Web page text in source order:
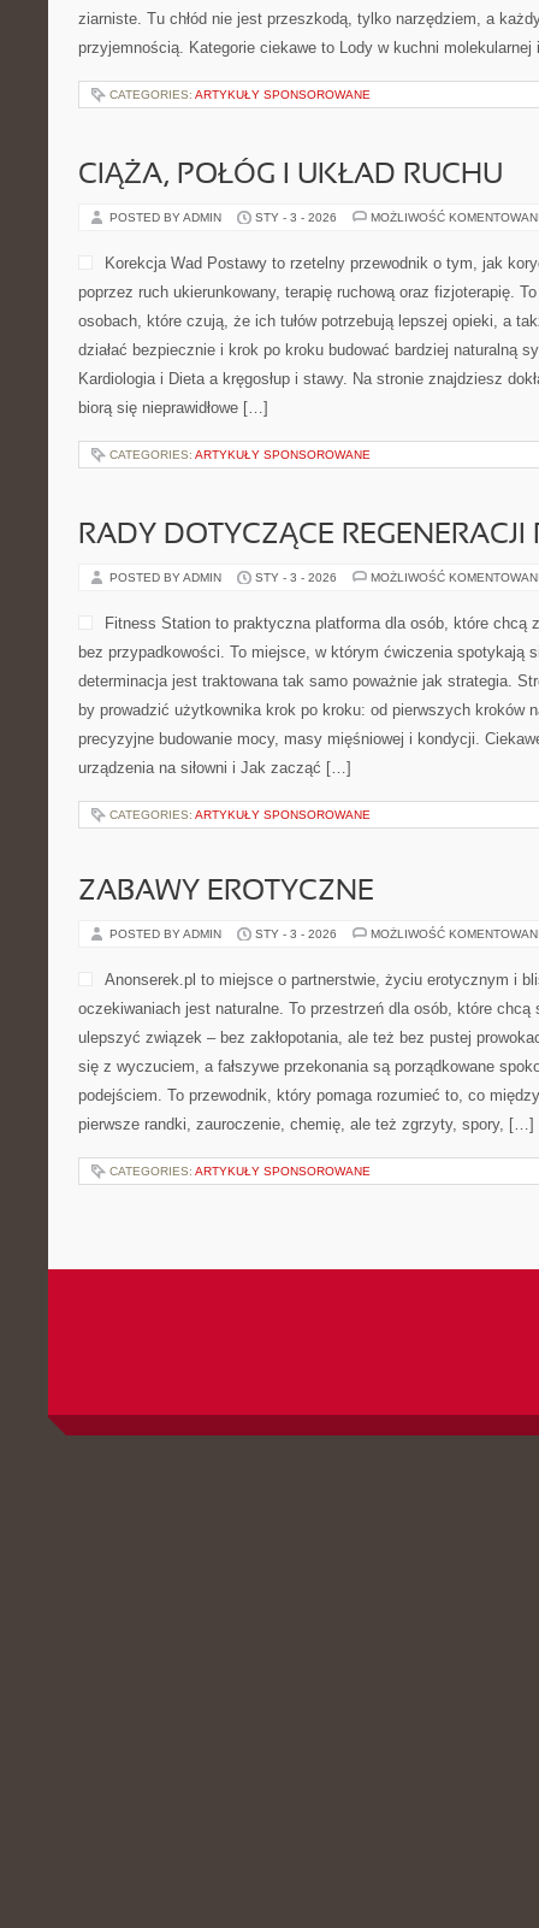
ziarniste. Tu chłód nie jest przeszkodą, tylko narzędziem, a
przyjemnością. Kategorie ciekawe to Lody w kuchni
CATEGORIES: ARTYKUŁY SPONSOROWANE
CIĄŻA, POŁÓG I UKŁAD RUCHU
POSTED BY ADMIN STY - 3 - 2026 MOŻLIWOŚĆ
Korekcja Wad Postawy to rzetelny przewodnik o tym, jak
poprzez ruch ukierunkowany, terapię ruchową oraz fizjoterapię.
osobach, które czują, że ich tułów potrzebują lepszej opieki, a
działać bezpiecznie i krok po kroku budować bardziej naturalną
Kardiologia i Dieta a kręgosłup i stawy. Na stronie znajdziesz
biorą się nieprawidłowe […]
CATEGORIES: ARTYKUŁY SPONSOROWANE
RADY DOTYCZĄCE REGENERACJI
POSTED BY ADMIN STY - 3 - 2026 MOŻLIWOŚĆ
Fitness Station to praktyczna platforma dla osób, które chcą
bez przypadkowości. To miejsce, w którym ćwiczenia spotykają
determinacja jest traktowana tak samo poważnie jak strategia.
by prowadzić użytkownika krok po kroku: od pierwszych kroków
precyzyjne budowanie mocy, masy mięśniowej i kondycji.
urządzenia na siłowni i Jak zacząć […]
CATEGORIES: ARTYKUŁY SPONSOROWANE
ZABAWY EROTYCZNE
POSTED BY ADMIN STY - 3 - 2026 MOŻLIWOŚĆ
Anonserek.pl to miejsce o partnerstwie, życiu erotycznym i
oczekiwaniach jest naturalne. To przestrzeń dla osób, które chcą
ulepszyć związek – bez zakłopotania, ale też bez pustej
się z wyczuciem, a fałszywe przekonania są porządkowane
podejściem. To przewodnik, który pomaga rozumieć to, co
pierwsze randki, zauroczenie, chemię, ale też zgrzyty, spory, […]
CATEGORIES: ARTYKUŁY SPONSOROWANE